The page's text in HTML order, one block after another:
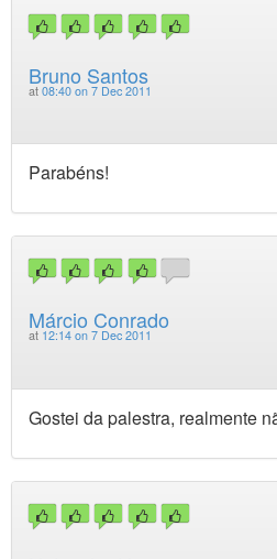
Bruno Santos
at 08:40 on 7 Dec 2011
Parabéns!
Márcio Conrado
at 12:14 on 7 Dec 2011
Gostei da palestra, realmente